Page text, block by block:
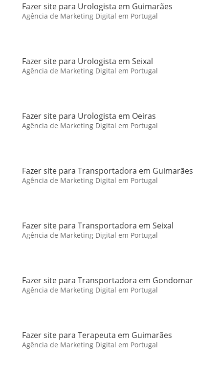
Fazer site para Urologista em Guimarães
Agência de Marketing Digital em Portugal
Fazer site para Urologista em Seixal
Agência de Marketing Digital em Portugal
Fazer site para Urologista em Oeiras
Agência de Marketing Digital em Portugal
Fazer site para Transportadora em Guimarães
Agência de Marketing Digital em Portugal
Fazer site para Transportadora em Seixal
Agência de Marketing Digital em Portugal
Fazer site para Transportadora em Gondomar
Agência de Marketing Digital em Portugal
Fazer site para Terapeuta em Guimarães
Agência de Marketing Digital em Portugal